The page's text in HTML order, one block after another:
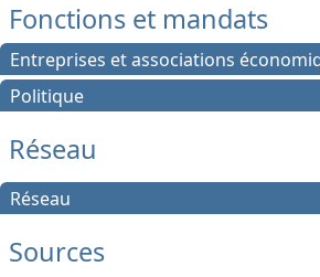
Fonctions et mandats
Entreprises et associations
Politique
Réseau
Réseau
Sources